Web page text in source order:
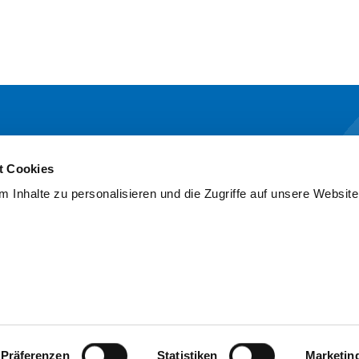
Cookies
Inhalte zu personalisieren und die Zugriffe auf unsere
Präferenzen Statistiken
Institute
Zentren
Über uns